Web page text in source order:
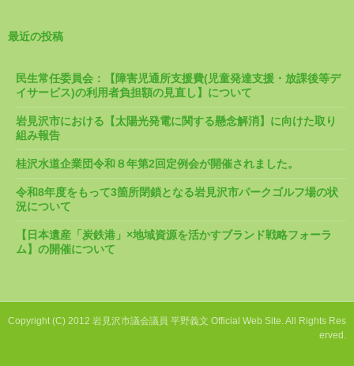
最近の投稿
民生常任委員会：【障害児通所支援費(児童発達支援・放課後等デ
イサービス)の利用者負担額の見直し】について
岩見沢市における【太陽光発電に関する懸念解消】に向けた取り
組み報告
桂沢水道企業団令和８年第2回定例会が開催されました。
令和8年度をもって3箇所閉鎖となる岩見沢市パークゴルフ場の状
況について
【日本遺産「炭鉄港」×地域資源を活かすブランド戦略フォーラ
ム】の開催について
Copyright (C) 2012 岩見沢市議会議員 平野義文 Official Web Site. All Rights Res
erved.